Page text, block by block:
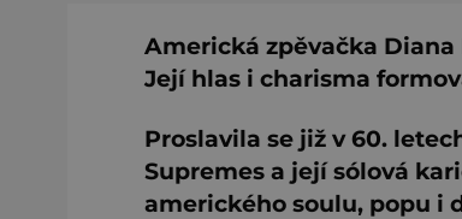
Americká zpěvačka
Její hlas i charisma
Proslavila se již v 60.
Supremes a její sólová
amerického soulu, popu i